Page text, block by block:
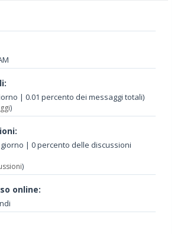
| 0.01 percento dei messaggi totali)
)
| 0 percento delle discussioni
)
online: